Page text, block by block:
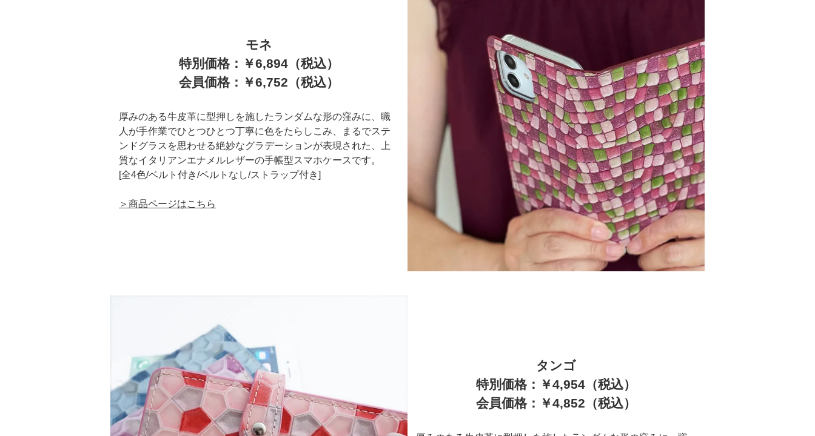
モネ
特別価格：￥6,894（税込）
会員価格：￥6,752（税込）
厚みのある牛皮革に型押しを施したランダムな形の窪みに、職
人が手作業でひとつひとつ丁寧に色をたらしこみ、まるでステ
ンドグラスを思わせる絶妙なグラデーションが表現された、上
質なイタリアンエナメルレザーの手帳型スマホケースです。
[全4色/ベルト付き/ベルトなし/ストラップ付き]
＞商品ページはこちら
タンゴ
特別価格：￥4,954（税込）
会員価格：￥4,852（税込）